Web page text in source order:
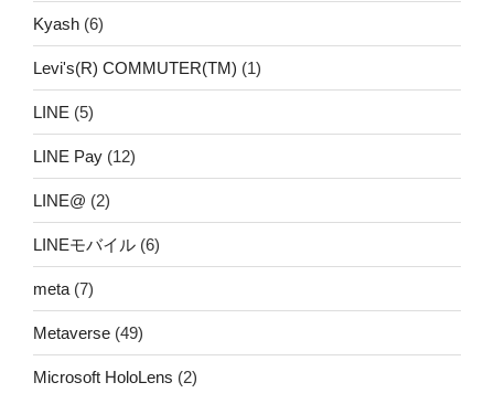
Kyash (6)
Levi's(R) COMMUTER(TM) (1)
LINE (5)
LINE Pay (12)
LINE@ (2)
LINEモバイル (6)
meta (7)
Metaverse (49)
Microsoft HoloLens (2)